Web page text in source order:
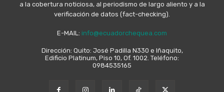
a la cobertura noticiosa, al periodismo de largo aliento y a la
verificación de datos (fact-checking).
E-MAIL: info@ecuadorchequea.com
Dirección: Quito: José Padilla N330 e Iñaquito,
Edificio Platinum, Piso 10, Of. 1002. Teléfono:
0984535165